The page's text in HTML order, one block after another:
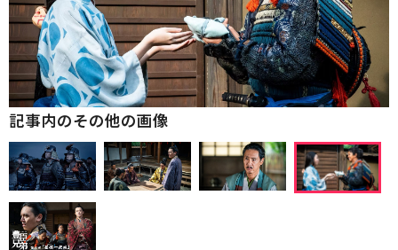
記事内のその他の画像